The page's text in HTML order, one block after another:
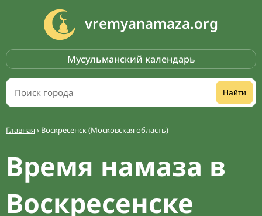
vremyanamaza.org
Мусульманский календарь
Найти
Главная› Воскресенск (Московская область)
Время намаза в
Воскресенске